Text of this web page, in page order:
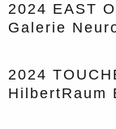
2024 EAST
Galerie
2024
HilbertRaum